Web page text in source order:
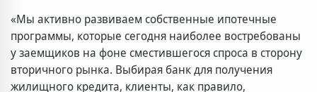
«Мы активно развиваем собственные ипотечные
программы, которые сегодня наиболее востребованы
у заемщиков на фоне сместившегося спроса в сторону
вторичного рынка. Выбирая банк для получения
жилищного кредита, клиенты, как правило,